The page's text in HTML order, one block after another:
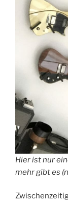
Hier ist nur
mehr gibt es